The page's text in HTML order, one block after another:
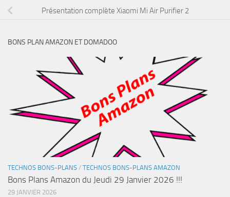
Présentation complète Xiaomi Mi Air Purifier 2
BONS PLAN AMAZON ET DOMADOO
TECHNOS BONS-PLANS / TECHNOS BONS-PLANS AMAZON
Bons Plans Amazon du Jeudi 29 Janvier 2026 !!!
29 JANVIER 2026